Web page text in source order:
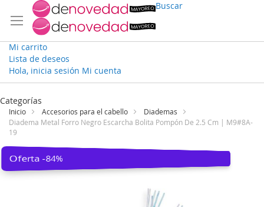
Buscar
Mi carrito
Lista de deseos
Hola, inicia sesión Mi cuenta
Ir
contenido
Categorías
Inicio Accesorios para el cabello
Diademas
Diadema Metal Forro Negro Escarcha Bolita Pompón De 2.5 Cm | M9#8A-
19
Saltar
Oferta -84%